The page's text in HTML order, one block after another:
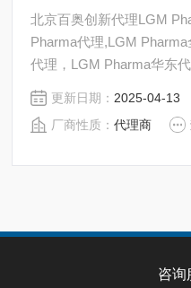
北京百奥创新代理LGM
Pharma代理,LGM
代理，LGM Pharma华东
更新日期： 2025-04-13
厂商性质：代理商
咨询